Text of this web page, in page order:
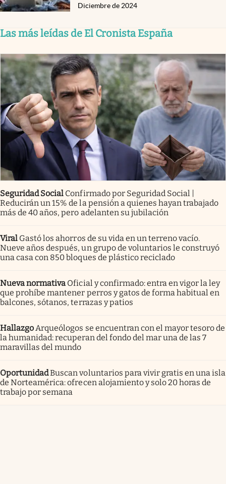
Diciembre de 2024
Las más leídas de El Cronista España
Seguridad Social Confirmado por Seguridad Social |
Reducirán un 15% de la pensión a quienes hayan trabajado
más de 40 años, pero adelanten su jubilación
Viral Gastó los ahorros de su vida en un terreno vacío.
Nueve años después, un grupo de voluntarios le construyó
una casa con 850 bloques de plástico reciclado
Nueva normativa Oficial y confirmado: entra en vigor la ley
que prohíbe mantener perros y gatos de forma habitual en
balcones, sótanos, terrazas y patios
Hallazgo Arqueólogos se encuentran con el mayor tesoro de
la humanidad: recuperan del fondo del mar una de las 7
maravillas del mundo
OportunidadBuscan voluntarios para vivir gratis en una isla
de Norteamérica: ofrecen alojamiento y solo 20 horas de
trabajo por semana